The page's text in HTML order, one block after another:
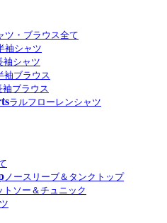
ツ・ブラウス全て
袖シャツ
袖シャツ
袖ブラウス
袖ブラウス
ラルフローレンシャツ
ノースリーブ＆タンクトップ
トソー＆チュニック